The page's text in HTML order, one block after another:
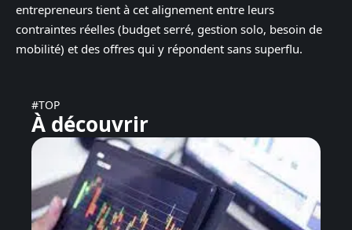
entrepreneurs tient à cet alignement entre leurs
contraintes réelles (budget serré, gestion solo, besoin de
mobilité) et des offres qui y répondent sans superflu.
#TOP
À découvrir